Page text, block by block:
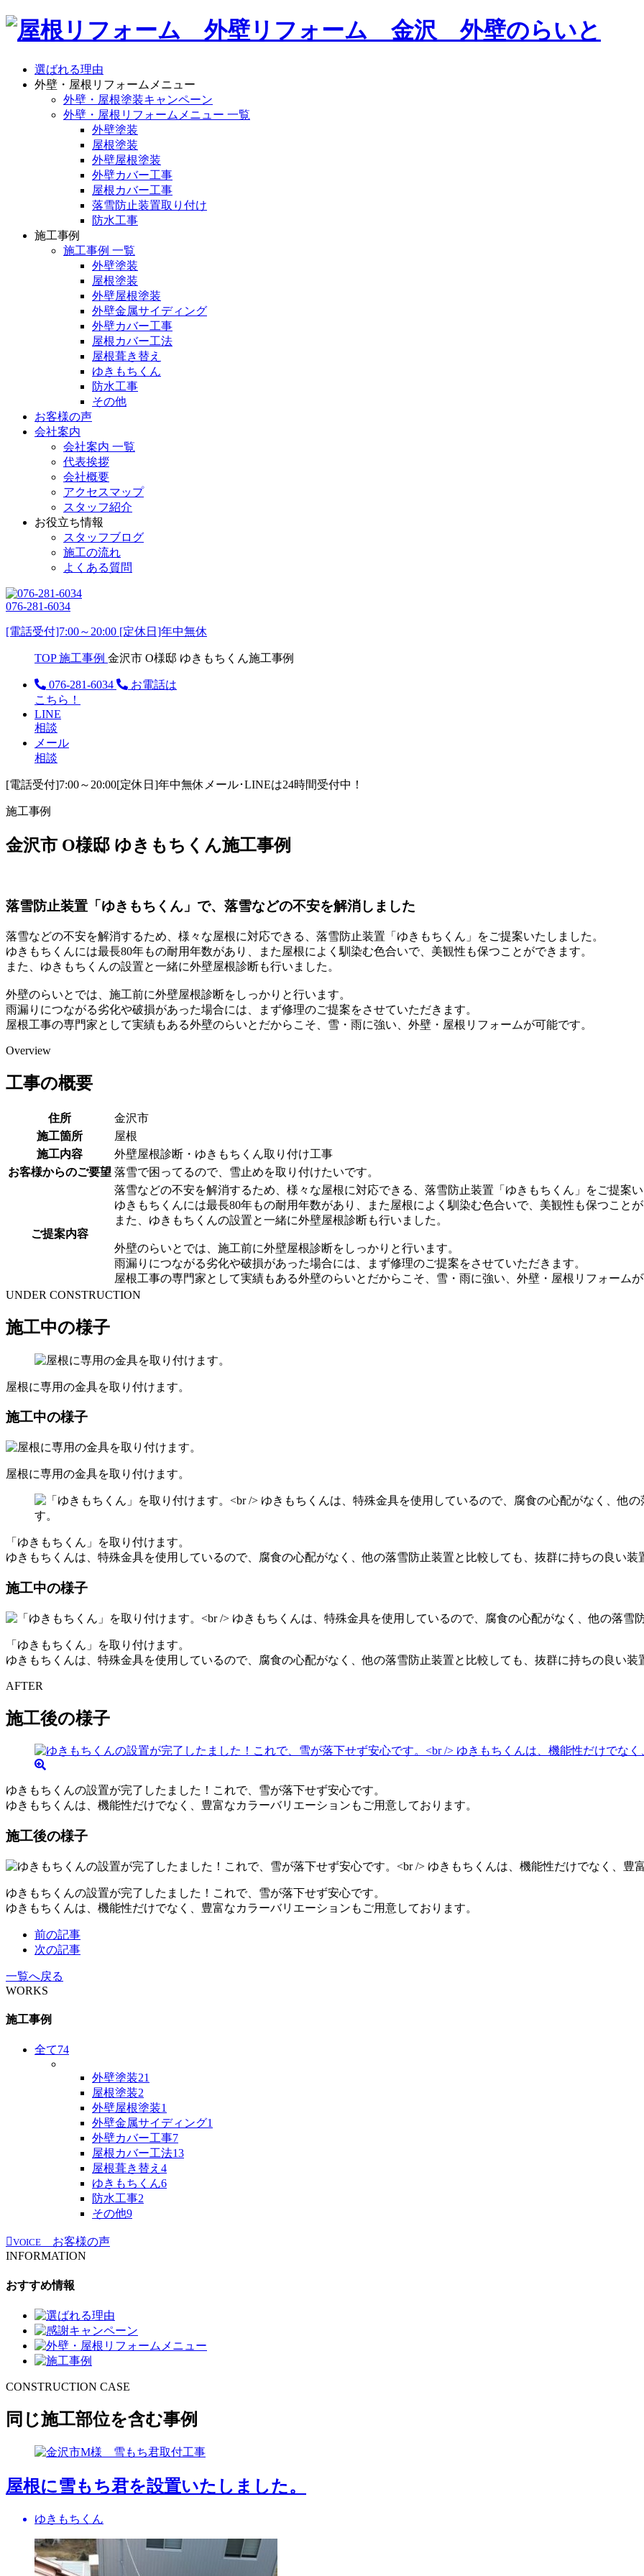
選ばれる理由
外壁・屋根リフォームメニュー
外壁・屋根塗装キャンペーン
外壁・屋根リフォームメニュー 一覧
外壁塗装
屋根塗装
外壁屋根塗装
外壁カバー工事
屋根カバー工事
落雪防止装置取り付け
防水工事
施工事例
施工事例 一覧
外壁塗装
屋根塗装
外壁屋根塗装
外壁金属サイディング
外壁カバー工事
屋根カバー工法
屋根葺き替え
ゆきもちくん
防水工事
その他
お客様の声
会社案内
会社案内 一覧
代表挨拶
会社概要
アクセスマップ
スタッフ紹介
お役立ち情報
スタッフブログ
施工の流れ
よくある質問
076-281-6034
[電話受付]7:00～20:00 [定休日]年中無休
TOP 施工事例 金沢市 O様邸 ゆきもちくん施工事例
076-281-6034
お電話は
こちら！
LINE
相談
メール
相談
[電話受付]7:00～20:00[定休日]年中無休 メール･LINEは24時間受付中！
施工事例
金沢市 O様邸 ゆきもちくん施工事例
落雪防止装置「ゆきもちくん」で、落雪などの不安を解消しました
落雪などの不安を解消するため、様々な屋根に対応できる、落雪防止装置「ゆきもちくん」をご提案いたしました。
ゆきもちくんには最長80年もの耐用年数があり、また屋根によく馴染む色合いで、美観性も保つことができます。
また、ゆきもちくんの設置と一緒に外壁屋根診断も行いました。
外壁のらいとでは、施工前に外壁屋根診断をしっかりと行います。
雨漏りにつながる劣化や破損があった場合には、まず修理のご提案をさせていただきます。
屋根工事の専門家として実績もある外壁のらいとだからこそ、雪・雨に強い、外壁・屋根リフォームが可能です。
Overview
工事の概要
住所
金沢市
施工箇所
屋根
施工内容
外壁屋根診断・ゆきもちくん取り付け工事
お客様からのご要望 落雪で困ってるので、雪止めを取り付けたいです。
ご提案内容
落雪などの不安を解消するため、様々な屋根に対応できる、落雪防止装置「ゆきもちくん」をご提案
ゆきもちくんには最長80年もの耐用年数があり、また屋根によく馴染む色合いで、美観性も保つこと
また、ゆきもちくんの設置と一緒に外壁屋根診断も行いました。
外壁のらいとでは、施工前に外壁屋根診断をしっかりと行います。
雨漏りにつながる劣化や破損があった場合には、まず修理のご提案をさせていただきます。
屋根工事の専門家として実績もある外壁のらいとだからこそ、雪・雨に強い、外壁・屋根リフォーム
UNDER CONSTRUCTION
施工中の様子
屋根に専用の金具を取り付けます。
施工中の様子
屋根に専用の金具を取り付けます。
「ゆきもちくん」を取り付けます。
ゆきもちくんは、特殊金具を使用しているので、腐食の心配がなく、他の落雪防止装置と比較しても、抜群に持ちの良い装
施工中の様子
「ゆきもちくん」を取り付けます。
ゆきもちくんは、特殊金具を使用しているので、腐食の心配がなく、他の落雪防止装置と比較しても、抜群に持ちの良い装
AFTER
施工後の様子
ゆきもちくんの設置が完了したました！これで、雪が落下せず安心です。
ゆきもちくんは、機能性だけでなく、豊富なカラーバリエーションもご用意しております。
施工後の様子
ゆきもちくんの設置が完了したました！これで、雪が落下せず安心です。
ゆきもちくんは、機能性だけでなく、豊富なカラーバリエーションもご用意しております。
前の記事
次の記事
一覧へ戻る
WORKS
施工事例
全て74
外壁塗装21
屋根塗装2
外壁屋根塗装1
外壁金属サイディング1
外壁カバー工事7
屋根カバー工法13
屋根葺き替え 4
ゆきもちくん6
防水工事2
その他9
VOICE
お客様の声
INFORMATION
おすすめ情報
CONSTRUCTION CASE
同じ施工部位を含む事例
屋根に雪もち君を設置いたしました。
ゆきもちくん